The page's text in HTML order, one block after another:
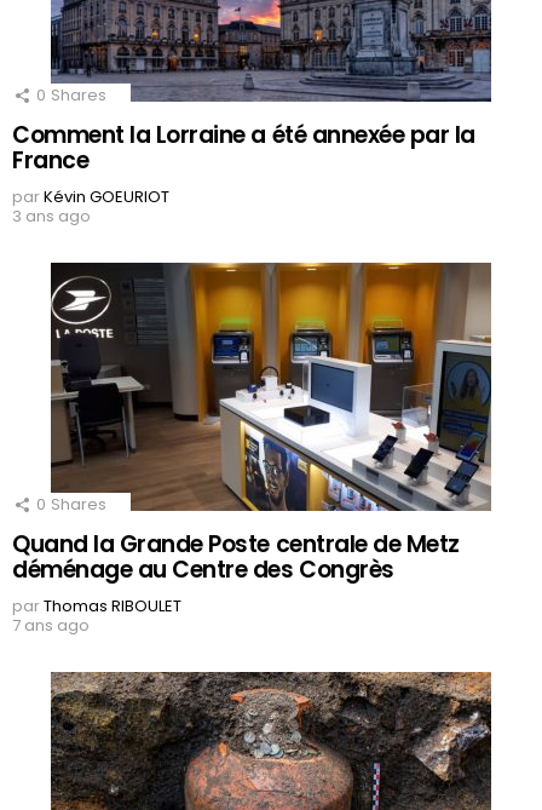
0 Shares
Comment la Lorraine a été annexée par la
France
parKévin GOEURIOT
3 ans ago
0 Shares
Quand la Grande Poste centrale de Metz
déménage au Centre des Congrès
parThomas RIBOULET
7 ans ago